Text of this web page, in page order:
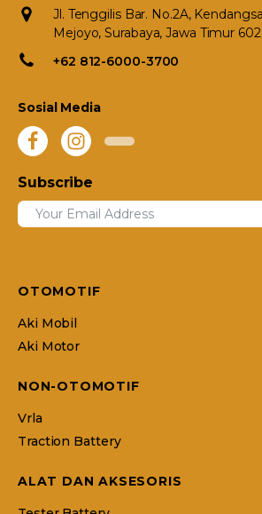
Jl. Tenggilis Bar. No.2A,
Mejoyo, Surabaya, Jawa Timur
+62 812-6000-3700
Sosial Media
Subscribe
OTOMOTIF
Aki Mobil
Aki Motor
NON-OTOMOTIF
Vrla
Traction Battery
ALAT DAN AKSESORIS